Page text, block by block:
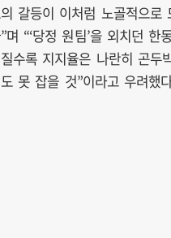
갈등이 이처럼 노골적으로
며 “‘당정 원팀’을 외치던 한
수록 지지율은 나란히 곤두
못 잡을 것”이라고 우려했